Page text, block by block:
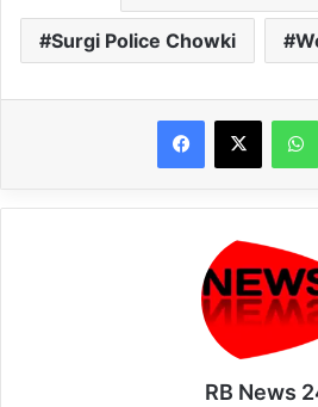
Surgi Police Chowki
RB News